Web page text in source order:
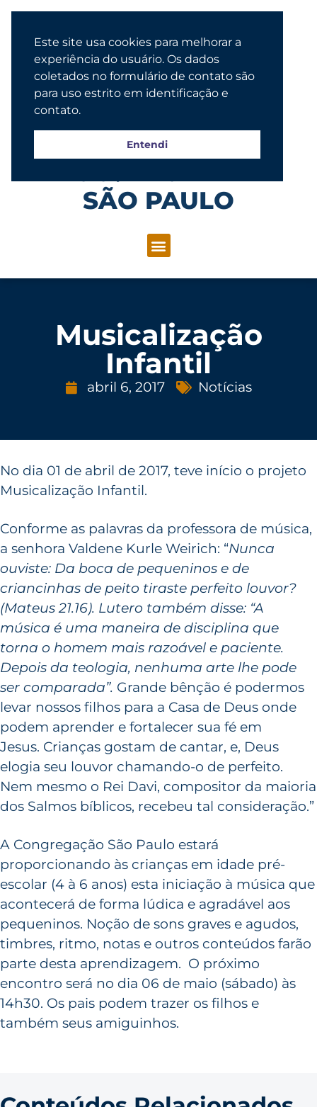
SÃO PAULO
Musicalização
Infantil
abril 6, 2017 Notícias
No dia 01 de abril de 2017, teve início o projeto
Musicalização Infantil.
Conforme as palavras da professora de música,
a senhora Valdene Kurle Weirich: “Nunca
ouviste: Da boca de pequeninos e de
criancinhas de peito tiraste perfeito louvor?
(Mateus 21.16). Lutero também disse: “A
música é uma maneira de disciplina que
torna o homem mais razoável e paciente.
Depois da teologia, nenhuma arte lhe pode
ser comparada”. Grande bênção é podermos
levar nossos filhos para a Casa de Deus onde
podem aprender e fortalecer sua fé em
Jesus. Crianças gostam de cantar, e, Deus
elogia seu louvor chamando-o de perfeito.
Nem mesmo o Rei Davi, compositor da maioria
dos Salmos bíblicos, recebeu tal consideração.”
A Congregação São Paulo estará
proporcionando às crianças em idade pré-
escolar (4 à 6 anos) esta iniciação à música que
acontecerá de forma lúdica e agradável aos
pequeninos. Noção de sons graves e agudos,
timbres, ritmo, notas e outros conteúdos farão
parte desta aprendizagem. O próximo
encontro será no dia 06 de maio (sábado) às
14h30. Os pais podem trazer os filhos e
também seus amiguinhos.
Este site usa cookies para melhorar a
experiência do usuário. Os dados
coletados no formulário de contato são
para uso estrito em identificação e
contato.
Entendi